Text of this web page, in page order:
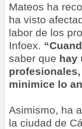
Mateos ha
ha visto
labor de los
Infoex.
saber que hay
minimice lo
Asimismo, ha
la ciudad de